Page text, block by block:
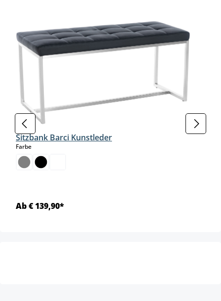
Sitzbank Barci Kunstleder
Farbeauswählen
Ab € 139,90*